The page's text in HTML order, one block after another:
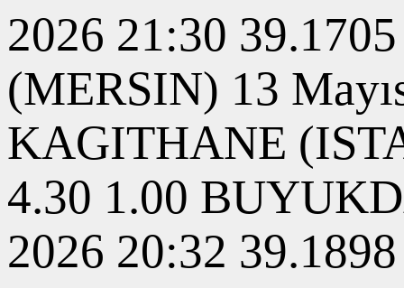
2026 21:30
(MERSIN) 13
KAGITHANE
4.30 1.00
2026 20:32